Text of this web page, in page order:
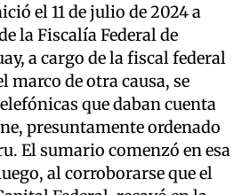
el 11 de julio de 2024 a
la Fiscalía Federal de
a cargo de la fiscal federal
marco de otra causa, se
que daban cuenta
presuntamente ordenado
El sumario comenzó en esa
al corroborarse que el